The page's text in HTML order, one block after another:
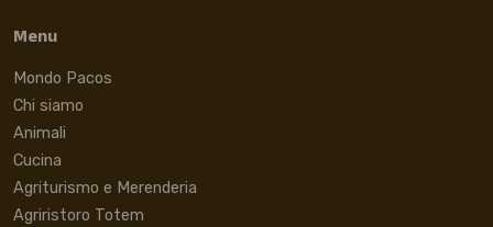
Menu
Mondo Pacos
Chi siamo
Animali
Cucina
Agriturismo e Merenderia
Agriristoro Totem